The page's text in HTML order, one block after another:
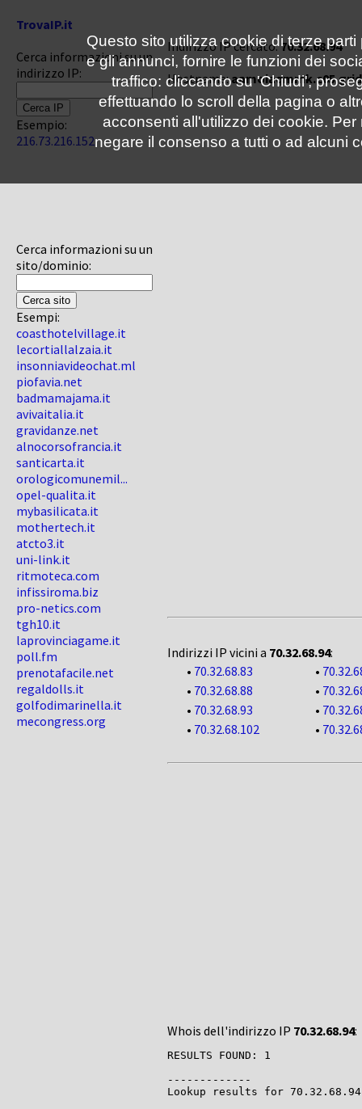
TrovaIP.it
Cerca informazioni su un
indirizzo IP:
Esempio:
216.73.216.152
Cerca informazioni su un
sito/dominio:
Esempi:
coasthotelvillage.it
lecortiallalzaia.it
insonniavideochat.ml
piofavia.net
badmamajama.it
avivaitalia.it
gravidanze.net
alnocorsofrancia.it
santicarta.it
orologicomunemil...
opel-qualita.it
mybasilicata.it
mothertech.it
atcto3.it
uni-link.it
ritmoteca.com
infissiroma.biz
pro-netics.com
tgh10.it
laprovinciagame.it
poll.fm
prenotafacile.net
regaldolls.it
golfodimarinella.it
mecongress.org
Indirizzo IP cercato:70.32.68.94
Hostname:
Indirizzi IP vicini a 70.32.68.94:
• 70.32.68.83 •
• 70.32.68.88 •
• 70.32.68.93 •
• 70.32.68.102 •
Whois dell'indirizzo IP 70.32.68.94:
RESULTS FOUND: 1
-------------
Lookup results for
Questo sito utilizza cookie di terze
e gli annunci, fornire le funzioni dei
traffico: cliccando su 'Chiudi',
effettuando lo scroll della pagina o
acconsenti all'utilizzo dei cookie.
negare il consenso a tutti o ad alcuni